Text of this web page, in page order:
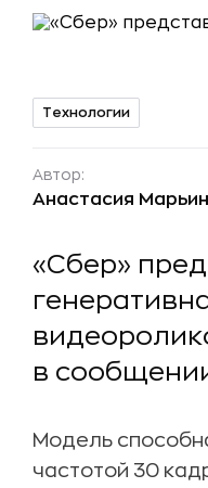
Технологии
Автор:
Анастасия
«Сбер»
в
Модель
частотой 30